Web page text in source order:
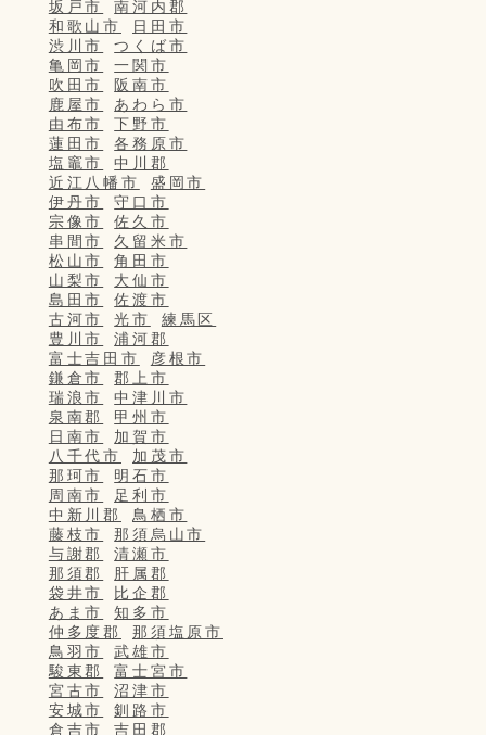
坂戸市
南河内郡
和歌山市
日田市
渋川市
つくば市
亀岡市
一関市
吹田市
阪南市
鹿屋市
あわら市
由布市
下野市
蓮田市
各務原市
塩竈市
中川郡
近江八幡市
盛岡市
伊丹市
守口市
宗像市
佐久市
串間市
久留米市
松山市
角田市
山梨市
大仙市
島田市
佐渡市
古河市
光市
練馬区
豊川市
浦河郡
富士吉田市
彦根市
鎌倉市
郡上市
瑞浪市
中津川市
泉南郡
甲州市
日南市
加賀市
八千代市
加茂市
那珂市
明石市
周南市
足利市
中新川郡
鳥栖市
藤枝市
那須烏山市
与謝郡
清瀬市
那須郡
肝属郡
袋井市
比企郡
あま市
知多市
仲多度郡
那須塩原市
鳥羽市
武雄市
駿東郡
富士宮市
宮古市
沼津市
安城市
釧路市
倉吉市
吉田郡